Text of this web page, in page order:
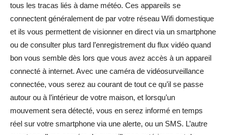
tous les tracas liés à dame météo. Ces appareils se
connectent généralement de par votre réseau Wifi domestique
et ils vous permettent de visionner en direct via un smartphone
ou de consulter plus tard l’enregistrement du flux vidéo quand
bon vous semble dès lors que vous avez accès à un appareil
connecté à internet. Avec une caméra de vidéosurveillance
connectée, vous serez au courant de tout ce qu’il se passe
autour ou à l’intérieur de votre maison, et lorsqu’un
mouvement sera détecté, vous en serez informé en temps
réel sur votre smartphone via une alerte, ou un SMS. L’autre